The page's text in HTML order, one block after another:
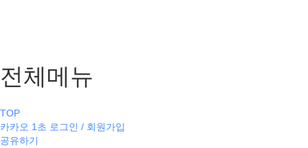
전체메뉴
TOP
카카오 1초 로그인 / 회원가입
공유하기